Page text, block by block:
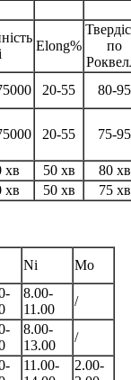
Elong%
по
20-55 80-95
20-55 75-95
хв 50 хв
80 хв
хв 50 хв 75 хв
Ni Mo
8.00-
11.00
/
8.00-
13.00
/
11.00-
2.00-